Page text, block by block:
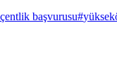
başvurusu#